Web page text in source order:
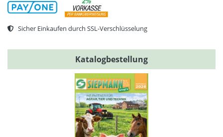
Sicher Einkaufen durch SSL-Verschlüsselung
Katalogbestellung